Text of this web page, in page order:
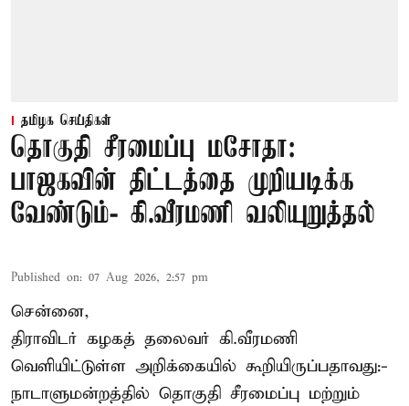
தமிழக செய்திகள்
தொகுதி சீரமைப்பு மசோதா:
பாஜகவின் திட்டத்தை முறியடிக்க
வேண்டும்- கி.வீரமணி வலியுறுத்தல்
Published on: 07 Aug 2026, 2:57 pm
சென்னை,
திராவிடர் கழகத் தலைவர் கி.வீரமணி
வெளியிட்டுள்ள அறிக்கையில் கூறியிருப்பதாவது:-
நாடாளுமன்றத்தில் தொகுதி சீரமைப்பு மற்றும்